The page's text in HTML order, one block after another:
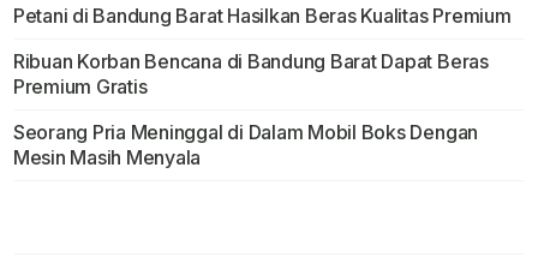
Petani di Bandung Barat Hasilkan Beras Kualitas Premium
Ribuan Korban Bencana di Bandung Barat Dapat Beras
Premium Gratis
Seorang Pria Meninggal di Dalam Mobil Boks Dengan
Mesin Masih Menyala